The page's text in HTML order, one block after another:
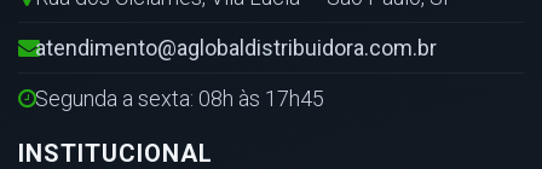
atendimento@aglobaldistribuidora.com.br
Segunda a sexta: 08h às 17h45
INSTITUCIONAL